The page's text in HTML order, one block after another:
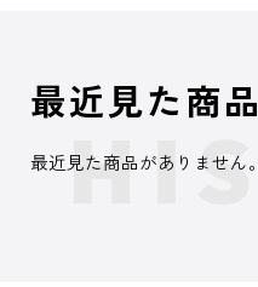
最近見た商品
最近見た商品がありません。